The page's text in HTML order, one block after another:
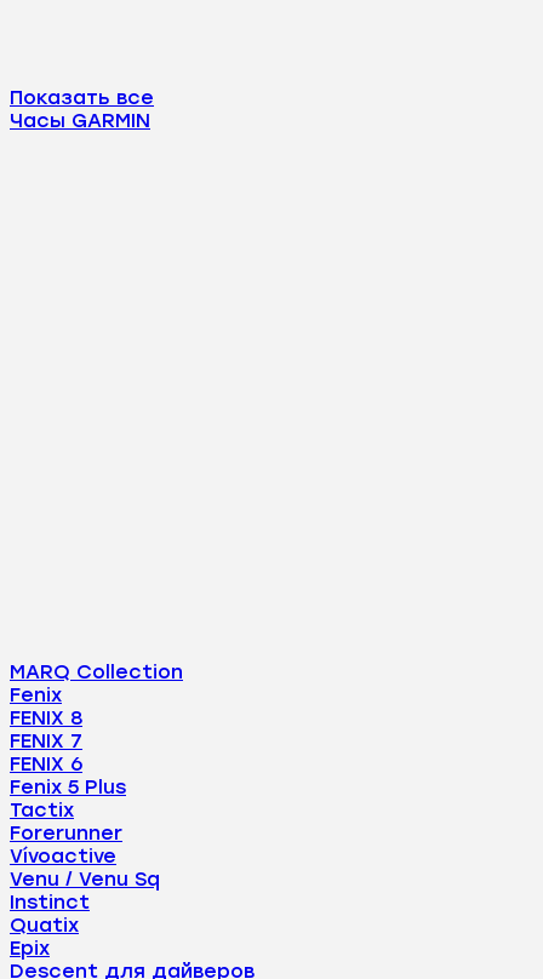
Показать все
Часы GARMIN
MARQ Collection
Fenix
FENIX 8
FENIX 7
FENIX 6
Fenix 5 Plus
Tactix
Forerunner
Vívoactive
Venu / Venu Sq
Instinct
Quatix
Epix
Descent для дайверов